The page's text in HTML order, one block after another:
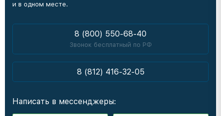
и в одном месте.
8 (800) 550-68-40
Звонок бесплатный по РФ
8 (812) 416-32-05
Написать в мессенджеры: